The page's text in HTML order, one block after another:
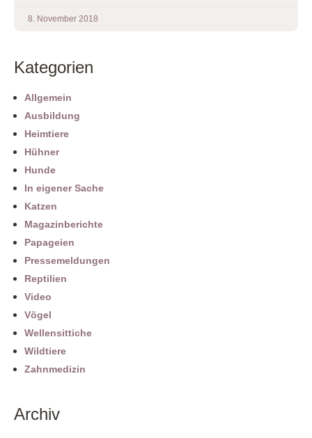
8. November 2018
Kategorien
Allgemein
Ausbildung
Heimtiere
Hühner
Hunde
In eigener Sache
Katzen
Magazinberichte
Papageien
Pressemeldungen
Reptilien
Video
Vögel
Wellensittiche
Wildtiere
Zahnmedizin
Archiv